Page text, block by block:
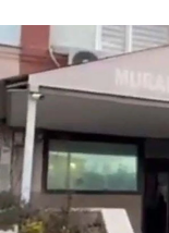
Diğer
EĞİTİM
EKONOMİ